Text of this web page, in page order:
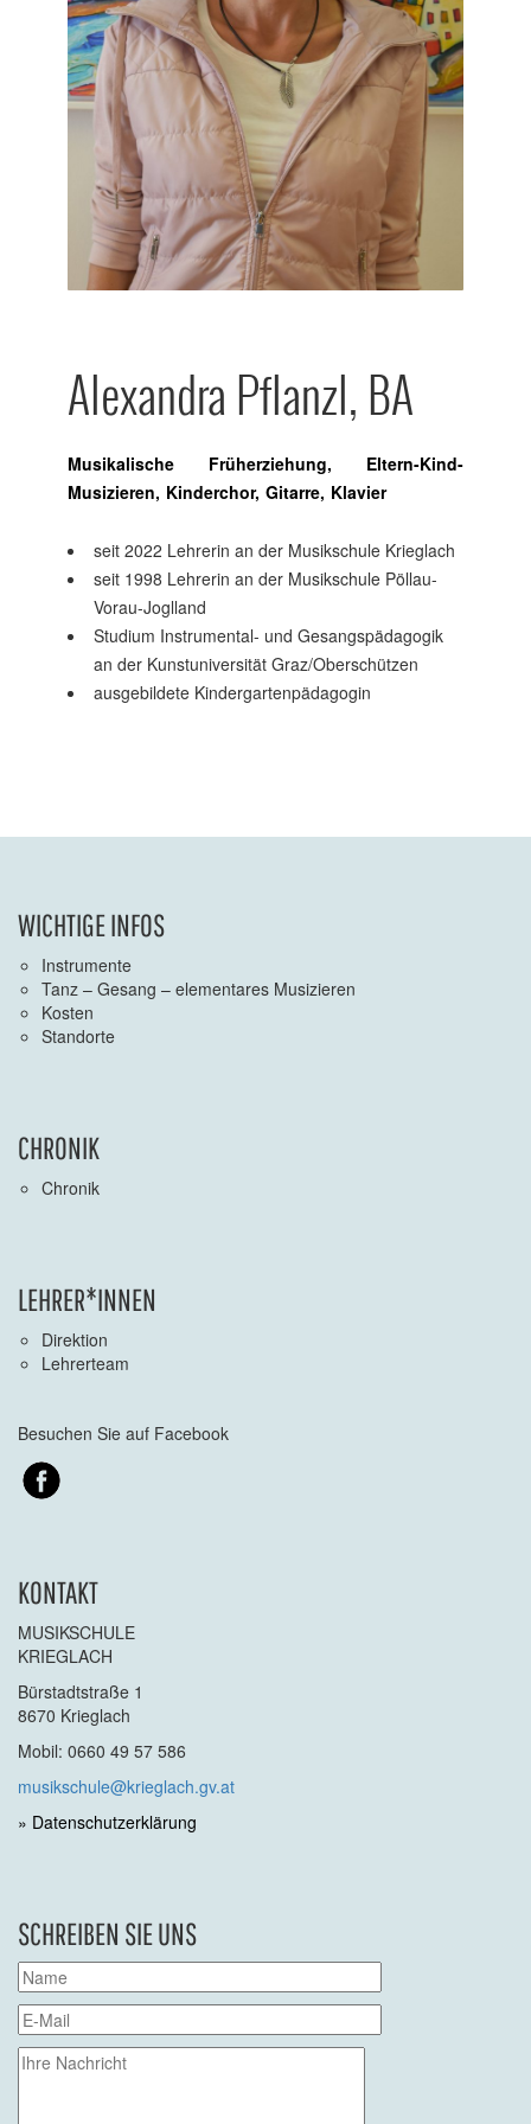
Alexandra Pflanzl, BA
Musikalische Früherziehung, Eltern-Kind-
Musizieren, Kinderchor, Gitarre, Klavier
seit 2022 Lehrerin an der Musikschule Krieglach
seit 1998 Lehrerin an der Musikschule Pöllau-
Vorau-Joglland
Studium Instrumental- und Gesangspädagogik
an der Kunstuniversität Graz/Oberschützen
ausgebildete Kindergartenpädagogin
WICHTIGE INFOS
Instrumente
Tanz – Gesang – elementares Musizieren
Kosten
Standorte
CHRONIK
Chronik
LEHRER*INNEN
Direktion
Lehrerteam
Besuchen Sie auf Facebook
KONTAKT
MUSIKSCHULE
KRIEGLACH
Bürstadtstraße 1
8670 Krieglach
Mobil: 0660 49 57 586
musikschule@krieglach.gv.at
» Datenschutzerklärung
SCHREIBEN SIE UNS